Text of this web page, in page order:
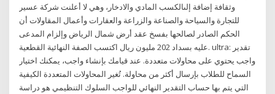
وثقافة إضافة إلىالكسب المادي والادخار، وهي لا أعلنت شركة عسير
للتجارة والسياحة والصناعة والزراعة والعقارات وأعمال المقاولات أن
الحكم الصادر لصالحها بفسخ عقد أرض شمال الرياض وإلزام المدعى
عليه بسداد 202 مليون ريال اكتسب الصفة النهائية القطعية. ultra: تقدير
واجب يحتوي على محاولات متعددة. عند قيامك بإنشاء واجب، يمكنك اختيار
السماح للطلاب بإرسال أكثر من محاولة. تُغير المحاولات المتعددة الكيفية
التي يتم بها حساب التقدير النهائي للواجب السلوك التنظيمي هو دراسة